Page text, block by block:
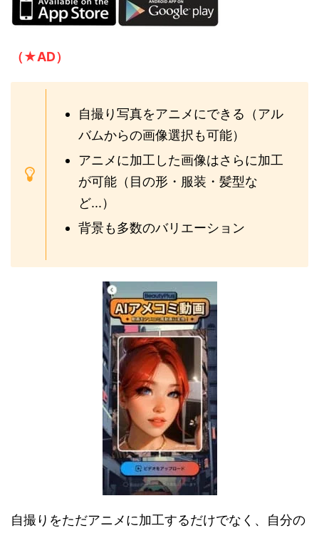
（★AD）
自撮り写真をアニメにできる（アル
バムからの画像選択も可能）
アニメに加工した画像はさらに加工
が可能（目の形・服装・髪型な
ど...）
背景も多数のバリエーション
自撮りをただアニメに加工するだけでなく、自分の